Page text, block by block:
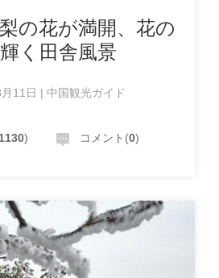
の花が満開、花の
く田舎風景
11日 | 中国観光ガイド
) コメント(0)